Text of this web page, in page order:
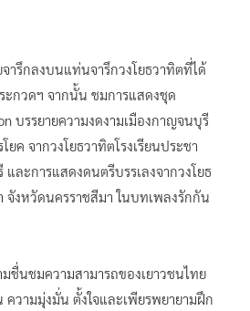
ารึกลงบนแท่นจารึกวงโยธวาทิตที่ได้
ะกวดฯ จากนั้น ชมการแสดงชุด
บรรยายความงดงามเมืองกาญจนบุรี
ยค จากวงโยธวาทิตโรงเรียนประชา
ละการแสดงดนตรีบรรเลงจากวงโยธ
จังหวัดนครราชสีมา ในบทเพลงรักกัน
ชื่นชมความสามารถของเยาวชนไทย
วามมุ่งมั่น ตั้งใจและเพียรพยายามฝึก